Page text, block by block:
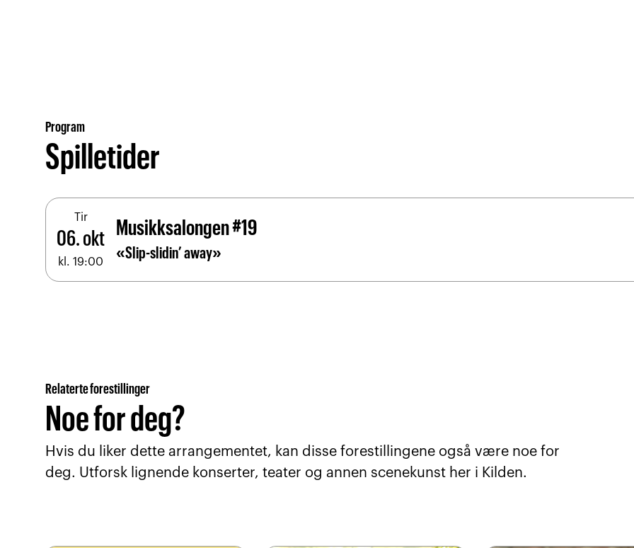
Program
Spilletider
Tir
06. okt
kl. 19:00
Musikksalongen #19
«Slip-slidin’ away»
Relaterte forestillinger
Noe for deg?
Hvis du liker dette arrangementet, kan disse forestillingene også være noe for
deg. Utforsk lignende konserter, teater og annen scenekunst her i Kilden.